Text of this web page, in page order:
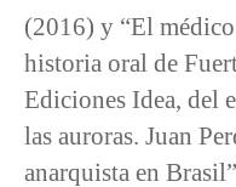
(2016) y “El
historia oral de
Ediciones Idea, del
las auroras. Juan
anarquista en